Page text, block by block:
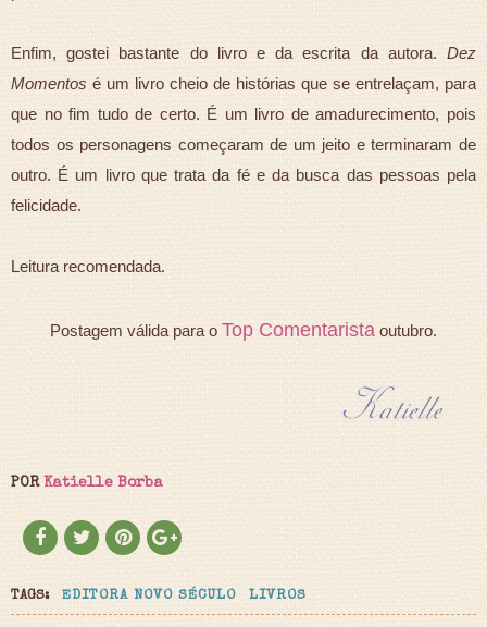
Enfim, gostei bastante do livro e da escrita da autora.Dez
Momentosé um livro cheio de histórias que se entrelaçam, para
que no fim tudo de certo. É um livro de amadurecimento, pois
todos os personagens começaram de um jeito e terminaram de
outro. É um livro que trata da fé e da busca das pessoas pela
felicidade.
Leitura recomendada.
Postagem válida para o Top Comentaristaoutubro.
PORKatielle Borba
TAGS: EDITORA NOVO SÉCULO LIVROS